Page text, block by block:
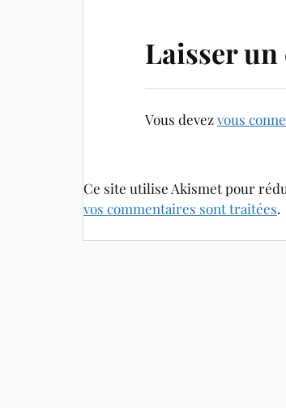
Laisser
Vous devezvous
Ce site utilise Akismet pour
vos commentaires sont traitées.